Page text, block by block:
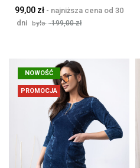
99,00 zł
199,00zł
NOWOŚĆ
PROMOCJA